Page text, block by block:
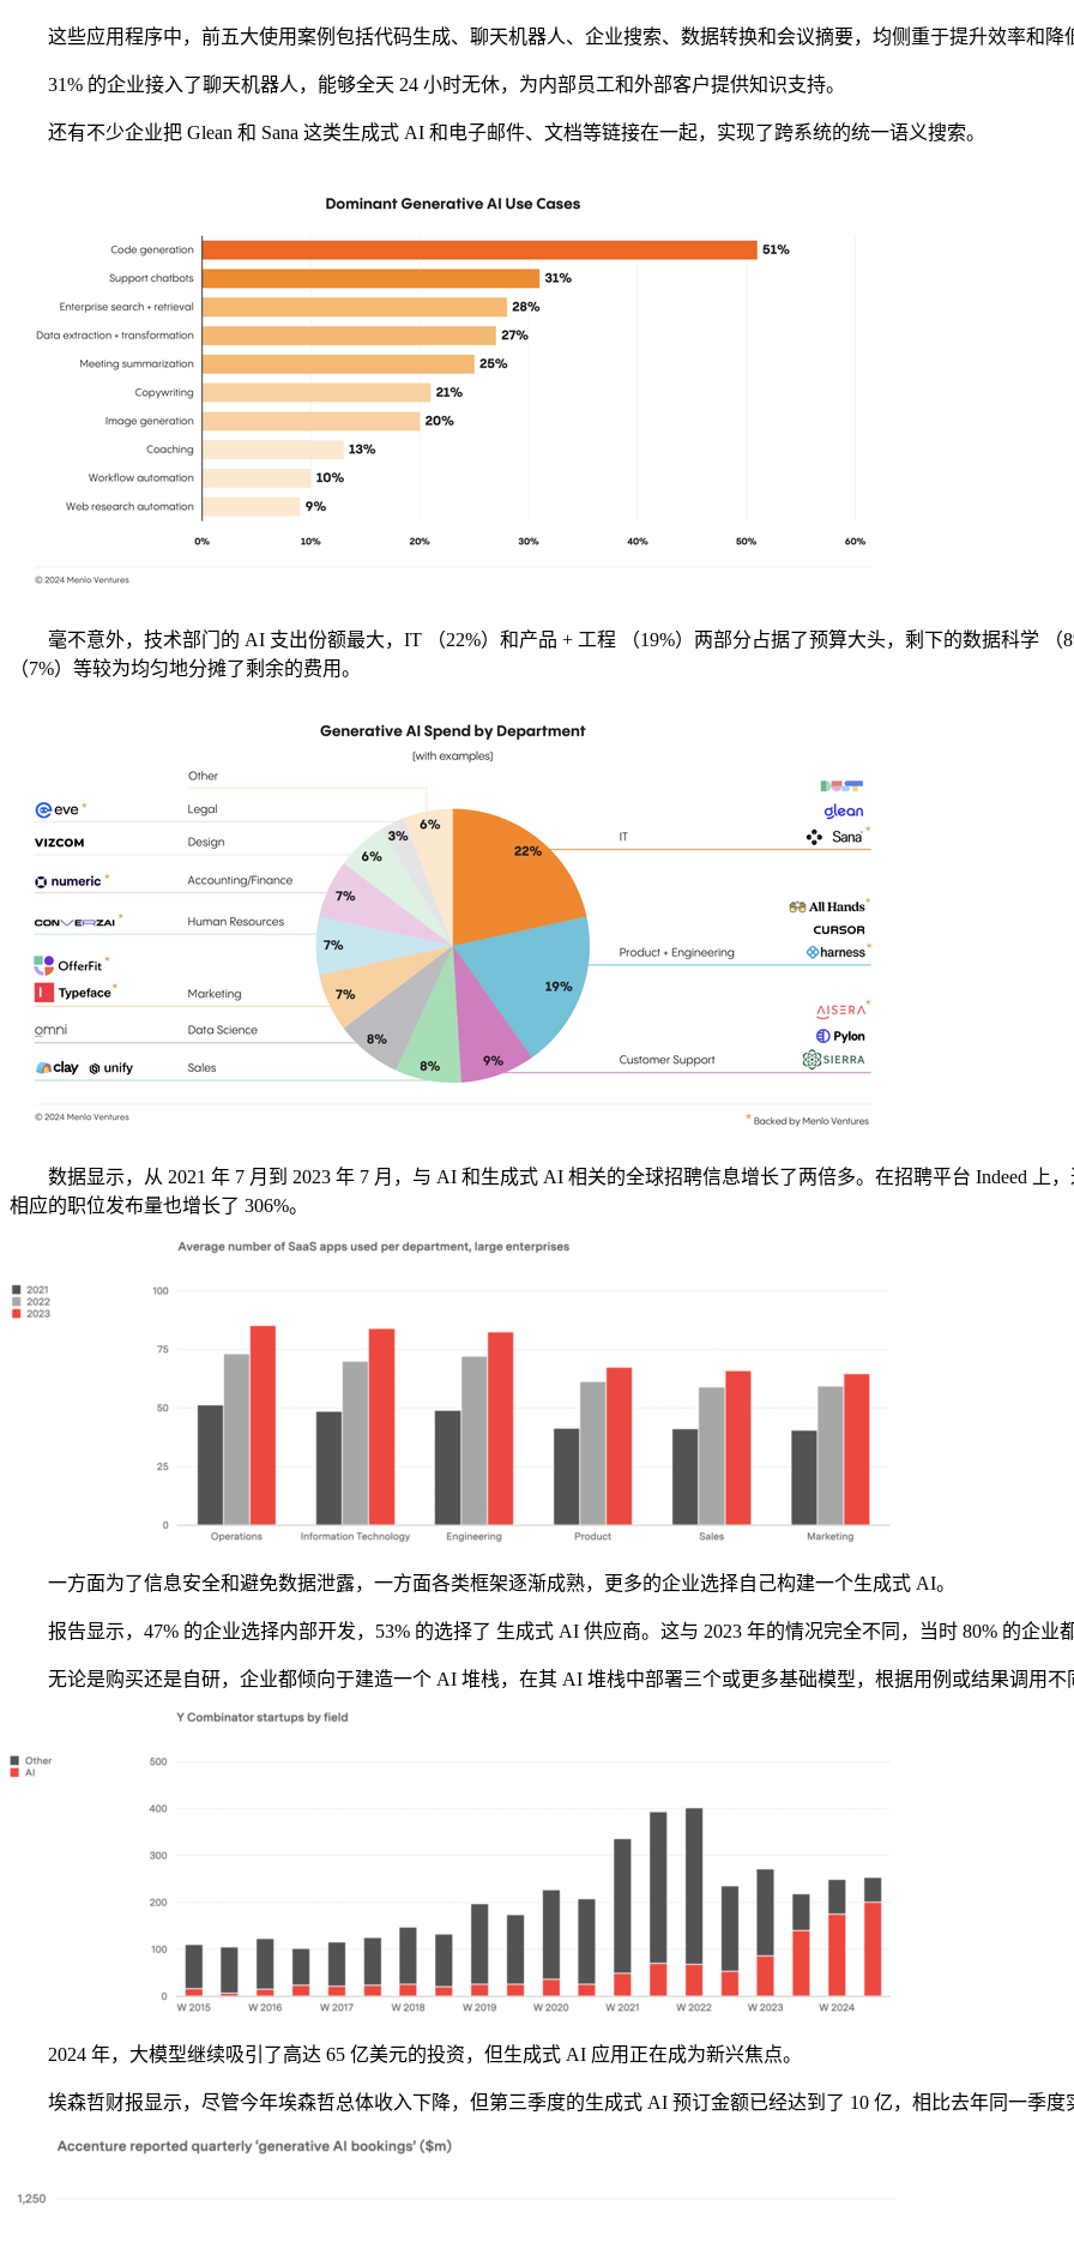
这些应用程序中，前五大使用案例包括代码生成、聊天机器人、企业搜索、数据转换和会议摘要，均侧重于提升效率和降
31% 的企业接入了聊天机器人，能够全天 24 小时无休，为内部员工和外部客户提供知识支持。
还有不少企业把 Glean 和 Sana 这类生成式 AI 和电子邮件、文档等链接在一起，实现了跨系统的统一语义搜索。
毫不意外，技术部门的 AI 支出份额最大，IT （22%）和产品 + 工程 （19%）两部分占据了预算大头，剩下的数据科学 （
（7%）等较为均匀地分摊了剩余的费用。
数据显示，从 2021 年 7 月到 2023 年 7 月，与 AI 和生成式 AI 相关的全球招聘信息增长了两倍多。在招聘平台 Indeed 上
相应的职位发布量也增长了 306%。
一方面为了信息安全和避免数据泄露，一方面各类框架逐渐成熟，更多的企业选择自己构建一个生成式 AI。
报告显示，47% 的企业选择内部开发，53% 的选择了 生成式 AI 供应商。这与 2023 年的情况完全不同，当时 80% 的企业
无论是购买还是自研，企业都倾向于建造一个 AI 堆栈，在其 AI 堆栈中部署三个或更多基础模型，根据用例或结果调用不
2024 年，大模型继续吸引了高达 65 亿美元的投资，但生成式 AI 应用正在成为新兴焦点。
埃森哲财报显示，尽管今年埃森哲总体收入下降，但第三季度的生成式 AI 预订金额已经达到了 10 亿，相比去年同一季度